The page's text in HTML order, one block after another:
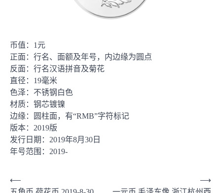
币值：1元
正面：行名、面额及年号，内边缘为圆点
反面：行名汉语拼音及菊花
直径：19毫米
色泽：不锈钢白色
材质：钢芯镀镍
边缘：圆柱面，有“RMB”字符标记
版本：2019版
发行日期：2019年8月30日
年号范围：2019-
文
⟵
⟶